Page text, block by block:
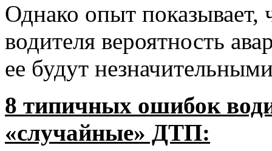
Однако опыт показывает,
водителя вероятность
ее будут
8 типичных ошибок
«случайные» ДТП: